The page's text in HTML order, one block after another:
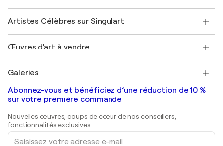
Rejoignez notre programme commercial
Mon compte
+33 1 76 44 06 42
Magazine Singulart
Emplois
Découvrez une sélection d'art original
Se connecter en tant qu'Artiste
Artistes Célèbres sur Singulart
Marc Chagall
Banksy
Mr. Brainwash
Shepard Fairey
Œuvres d'art à vendre
Tableaux abstraits à vendre
Peintures de paysage
Estampes
Peintures acryliques
Galeries
Galeries d'art en France
Galeries d'art en Belgique
Abonnez-vous et bénéficiez d’une réduction de 10 %
sur votre première commande
Nouvelles œuvres, coups de cœur de nos conseillers,
fonctionnalités exclusives.
Saisissez
votre